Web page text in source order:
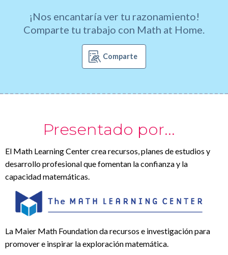
¡Nos encantaría ver tu razonamiento!
Comparte tu trabajo con Math at Home.
Comparte
Presentado por...
El Math Learning Center crea recursos, planes de estudios y
desarrollo profesional que fomentan la confianza y la
capacidad matemáticas.
La Maier Math Foundation da recursos e investigación para
promover e inspirar la exploración matemática.